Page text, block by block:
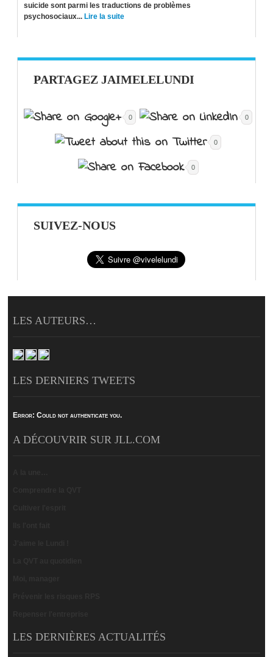
suicide sont parmi les traductions de problèmes
psychosociaux... Lire la suite
PARTAGEZ JAIMELELUNDI
0 0
0
0
SUIVEZ-NOUS
LES AUTEURS…
LES DERNIERS TWEETS
Error: Could not authenticate you.
A DÉCOUVRIR SUR JLL.COM
LES DERNIÈRES ACTUALITÉS